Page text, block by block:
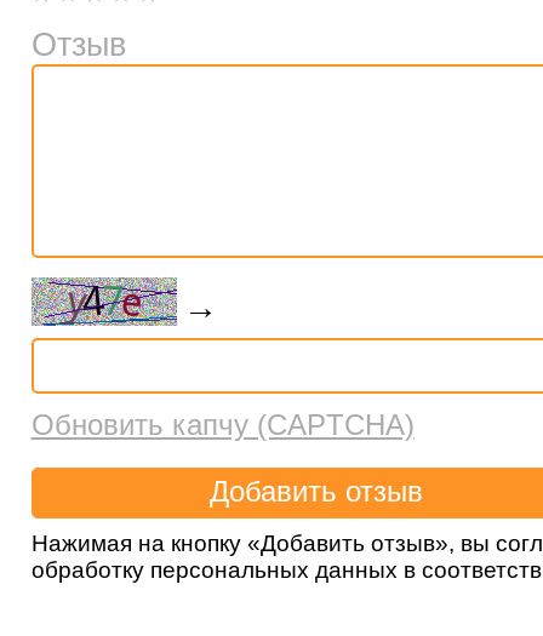
Отзыв
→
Обновить капчу (CAPTCHA)
Нажимая на кнопку «Добавить отзыв», вы
обработку персональных данных в